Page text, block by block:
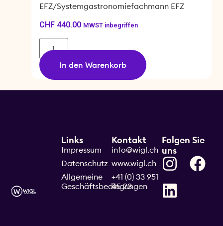
EFZ/Systemgastronomiefachmann EFZ
CHF440.00 MWST inbegriffen
In den Warenkorb
Kontakt
info@wigl.ch
www.wigl.ch
+41 (0) 33 951
45 23
Links
Impressum
Datenschutz
Allgemeine
Geschäftsbedingungen
Folgen Sie
uns